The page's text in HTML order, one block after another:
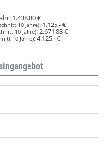
1.438,80 €
10 Jahre): 1.125,- €
10 Jahre):2.671,88 €
10 Jahre):4.125,- €